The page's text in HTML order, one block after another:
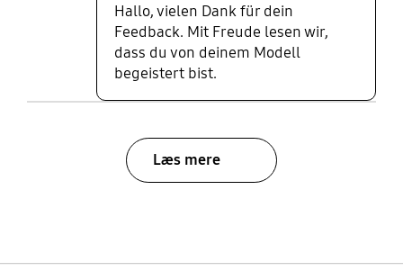
Hallo, vielen Dank für dein
Feedback. Mit Freude lesen wir,
dass du von deinem Modell
begeistert bist.
Læs mere